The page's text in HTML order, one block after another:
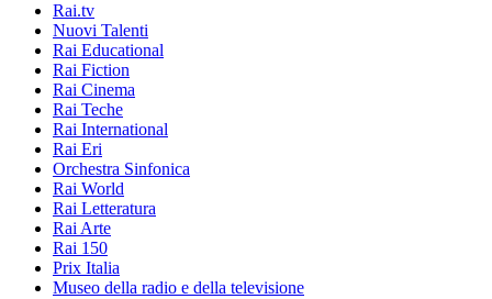
Rai.tv
Nuovi Talenti
Rai Educational
Rai Fiction
Rai Cinema
Rai Teche
Rai International
Rai Eri
Orchestra Sinfonica
Rai World
Rai Letteratura
Rai Arte
Rai 150
Prix Italia
Museo della radio e della televisione